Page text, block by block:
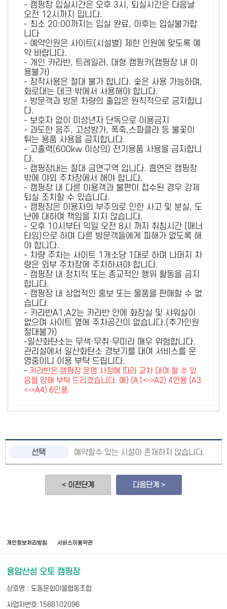
- 캠핑장 입실시간은 오후 3시, 퇴실시간은 다음날
오전 12시까지 입니다.
- 최소 20:00까지는 입실 완료, 이후는 입실불가합
니다
- 예약인원은 사이트(시설별) 제한 인원에 맞도록 예
약 바랍니다.
- 개인 카라반, 트레일러, 대형 캠핑카(캠핑장 내 이
용불가)
- 장작사용은 절대 불가 합니다. 숯은 사용 가능하며,
화로대는 데크 밖에서 사용해야 합니다.
- 방문객과 방문 차량의 출입은 원칙적으로 금지합니
다.
- 보호자 없이 미성년자 단독으로 이용금지
- 과도한 음주, 고성방가, 폭죽,스파클라 등 불꽃이
튀는 용품 사용을 금지합니다.
- 고출력(600kw 이상의) 전기용품 사용을 금지합니
다.
- 캠핑장내는 절대 금연구역 입니다. 흡연은 캠핑장
밖에 야외 주차장에서 해야 합니다.
- 캠핑장 내 다른 이용객과 불편이 접수된 경우 강제
퇴실 조치할 수 있습니다.
- 캠핑장은 이용자의 부주의로 인한 사고 및 분실, 도
난에 대하여 책임을 지지 않습니다.
- 오후 10시부터 익일 오전 8시 까지 취침시간 (매너
타임)으로 하며 다른 방문객들에게 피해가 없도록 해
야 합니다.
- 차량 주차는 사이트 1개소당 1대로 하며 나머지 차
량은 외부 주차장에 주차하셔야 합니다.
- 캠핑장 내 정치적 또는 종교적인 행위 활동을 금지
합니다.
- 캠핑장 내 상업적인 홍보 또는 물품을 판매할 수 없
습니다.
- 카라반A1,A2는 카라반 안에 화장실 및 샤워실이
없으며 사이트 옆에 주차공간이 없습니다.(추가인원
절대불가)
-일산화탄소는 무색·무취·무미라 매우 위험합니다.
관리실에서 일산화탄소 경보기를 대여 서비스를 운
영중이니 이용 부탁 드립니다.
- 카라반은 캠핑장 운영 사정에 따라 교차 대여 할 수 있
음을 양해 부탁 드리겠습니다. 예) (A1<->A2) 4인용 (A3
<->A4) 6인용
예약할수 있는 시설이 존재하지 않습니다.
< 이전단계 다음단계 >
개인정보처리방침 서비스이용약관
용암산성 오토 캠핑장
상호명 : 도동문화마을협동조합
사업자번호:1588102096